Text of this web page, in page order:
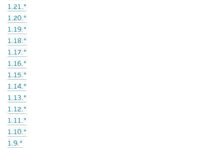
1.21.*
1.20.*
1.19.*
1.18.*
1.17.*
1.16.*
1.15.*
1.14.*
1.13.*
1.12.*
1.11.*
1.10.*
1.9.*